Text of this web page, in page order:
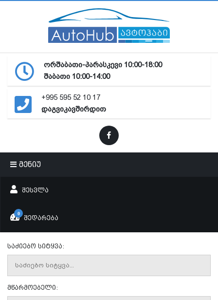
ორშაბათი-პარასკევი 10:00-18:00
შაბათი 10:00-14:00
+995 595 52 10 17
დაგვიკავშირდით
მენიუ
ᲨᲔᲡᲕᲚᲐ
0
ᲨᲔᲓᲐᲠᲔᲑᲐ
საძიებო სიტყვა:
მწარმოებელი: